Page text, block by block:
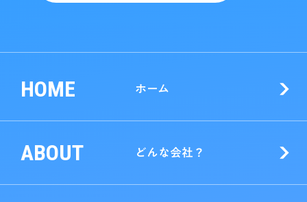
HOME ホーム
ABOUT どんな会社？